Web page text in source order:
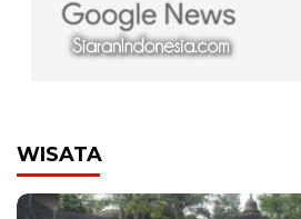
WISATA